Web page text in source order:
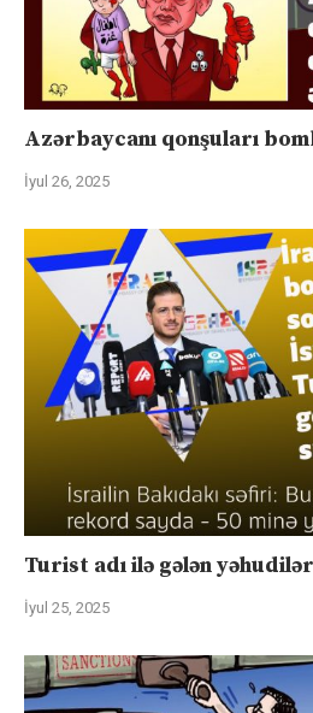
Azərbaycanı qonşuları
İyul 26, 2025
Turist adı ilə gələn yəhudilər
İyul 25, 2025